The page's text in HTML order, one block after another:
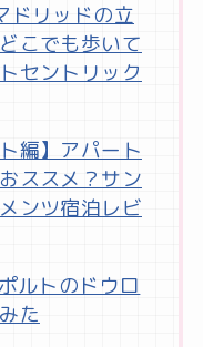
リッドの立
こでも歩いて
セントリック
編】アパート
ススメ？サン
ンツ宿泊レビ
ルトのドウロ
た